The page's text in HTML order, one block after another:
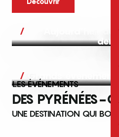
Aujourd’hui,
Grands événements
LES ÉVÉNEMENTS
DES PYRÉNÉES-
UNE DESTINATION QUI